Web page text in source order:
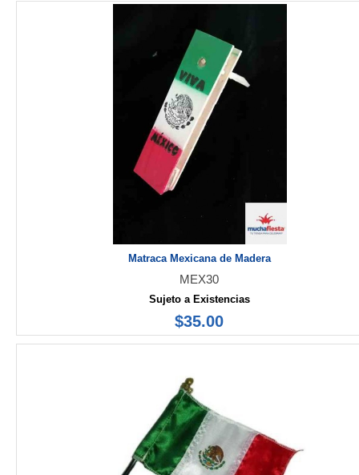
Matraca Mexicana de Madera
MEX30
Sujeto a Existencias
$35.00